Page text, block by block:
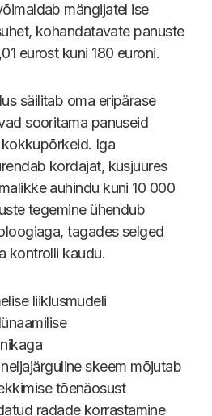
mängijatel ise
kohandatavate panuste
eurost kuni 180 euroni.
säilitab oma eripärase
sooritama panuseid
Iga
kordajat, kusjuures
auhindu kuni 10 000
tegemine ühendub
tagades selged
kontrolli kaudu.
liiklusmudeli
skeem mõjutab
tõenäosust
radade korrastamine